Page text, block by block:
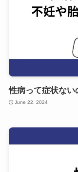
性病って症状ない
June 22, 2024